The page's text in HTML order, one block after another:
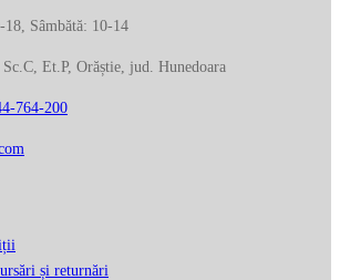
Sâmbătă: 10-14
Et.P, Orăștie, jud. Hunedoara
764-200
și returnări